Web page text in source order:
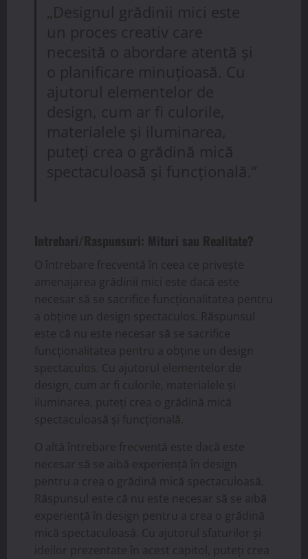
„Designul grădinii mici este
un proces creativ care
necesită o abordare atentă și
o planificare minuțioasă. Cu
ajutorul elementelor de
design, cum ar fi culorile,
materialele și iluminarea,
puteți crea o grădină mică
spectaculoasă și funcțională.”
Intrebari/Raspunsuri: Mituri sau Realitate?
O întrebare frecventă în ceea ce privește
amenajarea grădinii mici este dacă este
necesar să se sacrifice funcționalitatea pentru
a obține un design spectaculos. Răspunsul
este că nu este necesar să se sacrifice
funcționalitatea pentru a obține un design
spectaculos. Cu ajutorul elementelor de
design, cum ar fi culorile, materialele și
iluminarea, puteți crea o grădină mică
spectaculoasă și funcțională.
O altă întrebare frecventă este dacă este
necesar să se aibă experiență în design
pentru a crea o grădină mică spectaculoasă.
Răspunsul este că nu este necesar să se aibă
experiență în design pentru a crea o grădină
mică spectaculoasă. Cu ajutorul sfaturilor și
ideilor prezentate în acest capitol, puteți crea